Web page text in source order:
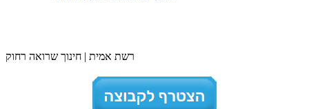
רשת אמית | חינוך שרואה רחוק